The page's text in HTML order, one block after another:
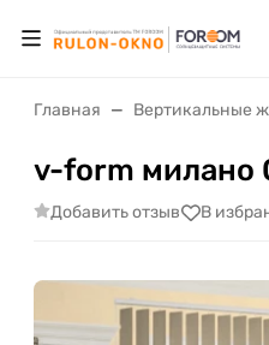
Главная Вертикальные
v-form милано
Добавить отзыв В